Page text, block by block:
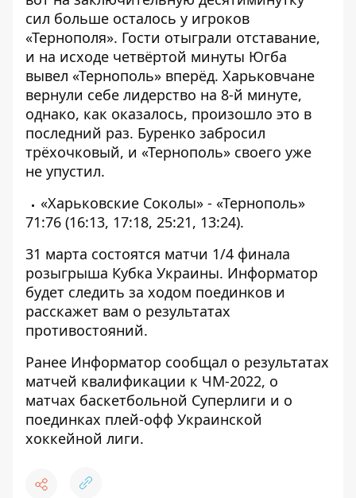
сил больше осталось у игроков
«Тернополя». Гости отыграли отставание,
и на исходе четвёртой минуты Югба
вывел «Тернополь» вперёд. Харьковчане
вернули себе лидерство на 8-й минуте,
однако, как оказалось, произошло это в
последний раз. Буренко забросил
трёхочковый, и «Тернополь» своего уже
не упустил.
«Харьковские Соколы» - «Тернополь»
71:76 (16:13, 17:18, 25:21, 13:24).
31 марта состоятся матчи 1/4 финала
розыгрыша Кубка Украины. Информатор
будет следить за ходом поединков и
расскажет вам о результатах
противостояний.
Ранее Информатор сообщал о результатах
матчей квалификации к ЧМ-2022, о
матчах баскетбольной Суперлиги и о
поединках плей-офф Украинской
хоккейной лиги.